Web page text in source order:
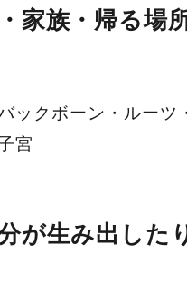
家族・帰る
ックボーン・ルー
宮
が生み出し